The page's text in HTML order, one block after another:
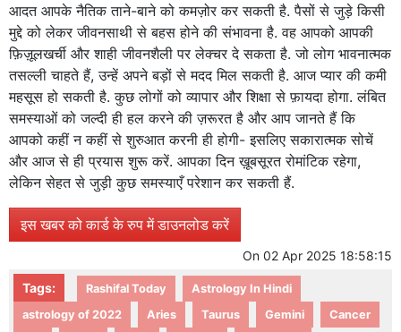
आदत आपके नैतिक ताने-बाने को कमज़ोर कर सकती है. पैसों से जुड़े किसी
मुद्दे को लेकर जीवनसाथी से बहस होने की संभावना है. वह आपको आपकी
फ़िज़ूलखर्ची और शाही जीवनशैली पर लेक्चर दे सकता है. जो लोग भावनात्मक
तसल्ली चाहते हैं, उन्हें अपने बड़ों से मदद मिल सकती है. आज प्यार की कमी
महसूस हो सकती है. कुछ लोगों को व्यापार और शिक्षा से फ़ायदा होगा. लंबित
समस्याओं को जल्दी ही हल करने की ज़रूरत है और आप जानते हैं कि
आपको कहीं न कहीं से शुरुआत करनी ही होगी- इसलिए सकारात्मक सोचें
और आज से ही प्रयास शुरू करें. आपका दिन ख़ूबसूरत रोमांटिक रहेगा,
लेकिन सेहत से जुड़ी कुछ समस्याएँ परेशान कर सकती हैं.
इस खबर को कार्ड के रुप में डाउनलोड करें
On 02 Apr 2025 18:58:15
Tags: Rashifal Today
Astrology In Hindi
astrology of 2022
Aries Taurus Gemini
Cancer